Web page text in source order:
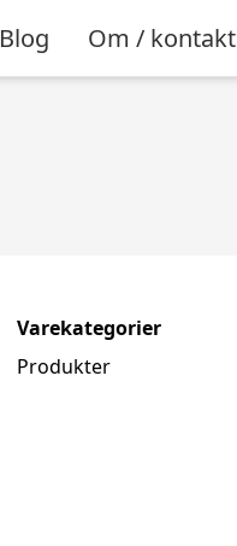
Blog Om / kontakt
Varekategorier
Produkter